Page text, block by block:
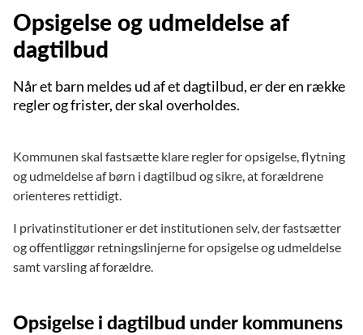
Opsigelse og udmeldelse af
dagtilbud
Når et barn meldes ud af et dagtilbud, er der en række
regler og frister, der skal overholdes.
Kommunen skal fastsætte klare regler for opsigelse, flytning
og udmeldelse af børn i dagtilbud og sikre, at forældrene
orienteres rettidigt.
I privatinstitutioner er det institutionen selv, der fastsætter
og offentliggør retningslinjerne for opsigelse og udmeldelse
samt varsling af forældre.
Opsigelse i dagtilbud under kommunens